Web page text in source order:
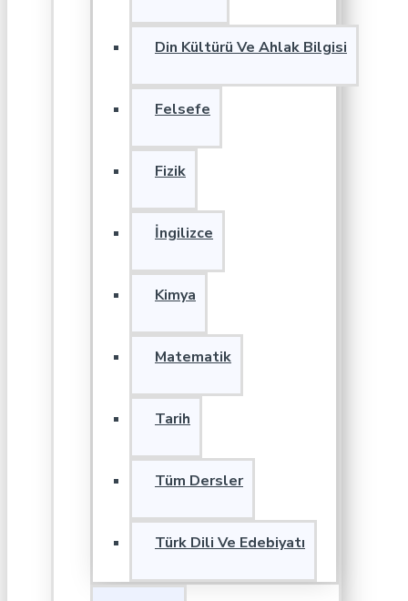
Din Kültürü Ve Ahlak Bilgisi
Felsefe
Fizik
İngilizce
Kimya
Matematik
Tarih
Tüm Dersler
Türk Dili Ve Edebiyatı